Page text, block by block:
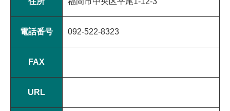
電話番号 092-522-8323
FAX
URL